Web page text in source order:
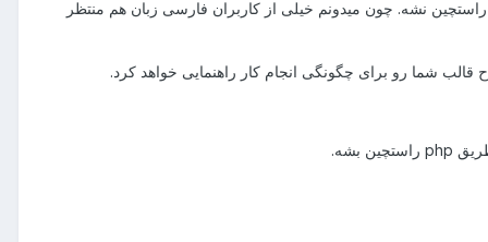
نشه. چون میدونم خیلی از کاربران فارسی زبان هم منتظر
شما رو برای چگونگی انجام کار راهنمایی خواهد کرد.